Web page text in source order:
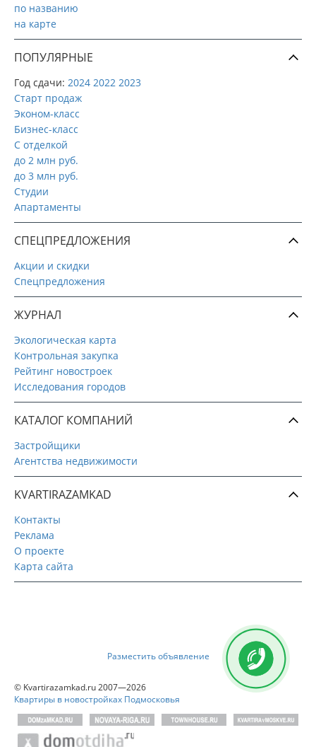
по названию
на карте
ПОПУЛЯРНЫЕ
Год сдачи: 2024 2022 2023
Старт продаж
Эконом-класс
Бизнес-класс
С отделкой
до 2 млн руб.
до 3 млн руб.
Студии
Апартаменты
СПЕЦПРЕДЛОЖЕНИЯ
Акции и скидки
Спецпредложения
ЖУРНАЛ
Экологическая карта
Контрольная закупка
Рейтинг новостроек
Исследования городов
КАТАЛОГ КОМПАНИЙ
Застройщики
Агентства недвижимости
KVARTIRAZAMKAD
Контакты
Реклама
О проекте
Карта сайта
Разместить объявление
© Kvartirazamkad.ru 2007—2026
Квартиры в новостройках Подмосковья